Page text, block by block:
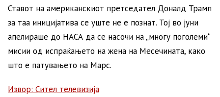
Ставот на американскиот претседател Доналд Трамп
за таа иницијатива се уште не е познат. Тој во јуни
апелираше до НАСА да се насочи на „многу поголеми“
мисии од испраќањето на жена на Месечината, како
што е патувањето на Марс.
Извор: Сител телевизија